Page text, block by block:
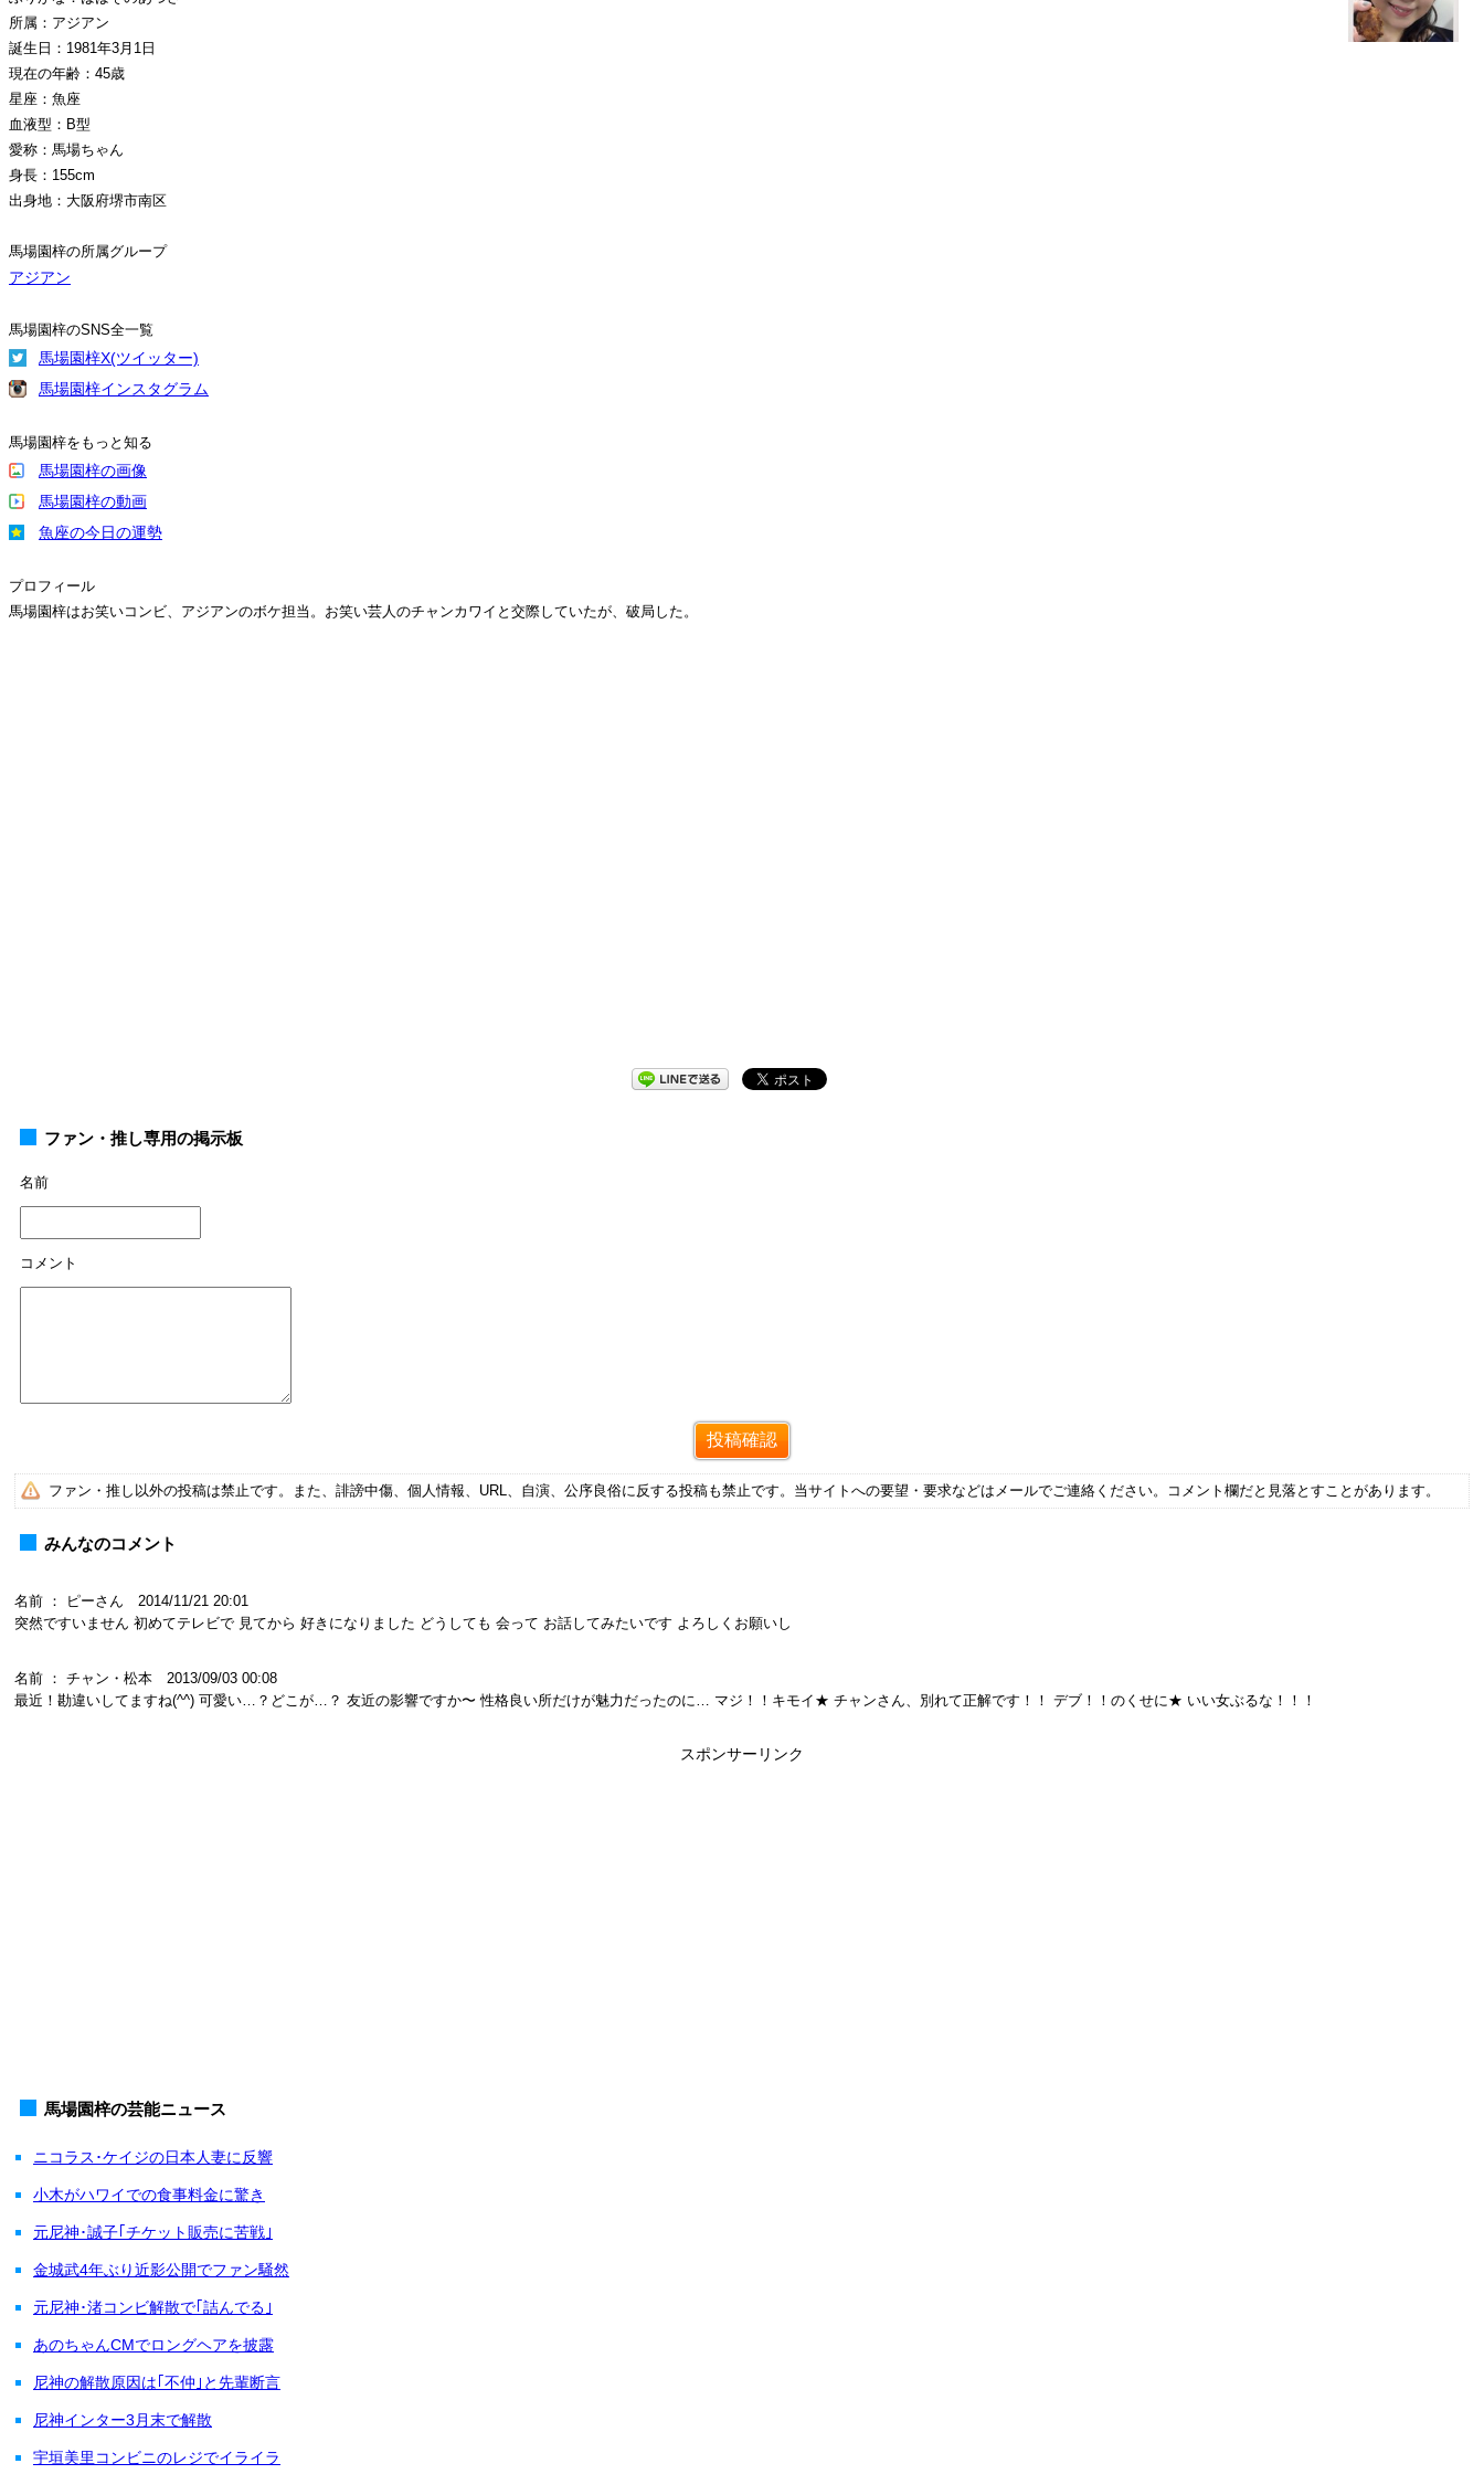
所属：アジアン
誕生日：1981年3月1日
現在の年齢：45歳
星座：魚座
血液型：B型
愛称：馬場ちゃん
身長：155cm
出身地：大阪府堺市南区
馬場園梓の所属グループ
アジアン
馬場園梓のSNS全一覧
馬場園梓X(ツイッター)
馬場園梓インスタグラム
馬場園梓をもっと知る
馬場園梓の画像
馬場園梓の動画
魚座の今日の運勢
プロフィール
馬場園梓はお笑いコンビ、アジアンのボケ担当。お笑い芸人のチャンカワイと交際していたが、破局した。
ファン・推し専用の掲示板
名前
コメント
ファン・推し以外の投稿は禁止です。また、誹謗中傷、個人情報、URL、自演、公序良俗に反する投稿も禁止です。当サイトへの要望・要求などはメールでご連絡ください。コメント欄だと見落とすことがあります。
みんなのコメント
名前 ： ピーさん 2014/11/21 20:01
突然ですいません 初めてテレビで 見てから 好きになりました どうしても 会って お話してみたいです よろしくお願いし
名前 ： チャン・松本 2013/09/03 00:08
最近！勘違いしてますね(^^) 可愛い…？どこが…？ 友近の影響ですか〜 性格良い所だけが魅力だったのに… マジ！！キモイ★ チャンさん、別れて正解です！！ デブ！！のくせに★ いい女ぶるな！！！
スポンサーリンク
馬場園梓の芸能ニュース
ニコラス･ケイジの日本人妻に反響
小木がハワイでの食事料金に驚き
元尼神･誠子｢チケット販売に苦戦｣
金城武4年ぶり近影公開でファン騒然
元尼神･渚コンビ解散で｢詰んでる｣
あのちゃんCMでロングヘアを披露
尼神の解散原因は｢不仲｣と先輩断言
尼神インター3月末で解散
宇垣美里コンビニのレジでイライラ